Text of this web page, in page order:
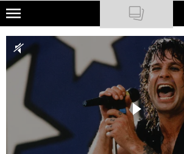
Skip
main
content
NATIONAL GEOGRAPHIC
TRAVELER
PODCASTY
Newsletter